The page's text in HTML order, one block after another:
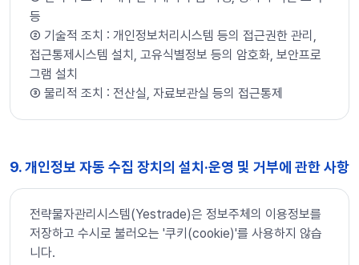
등
➁ 기술적 조치 : 개인정보처리시스템 등의 접근권한 관리,
접근통제시스템 설치, 고유식별정보 등의 암호화, 보안프로
그램 설치
➂ 물리적 조치 : 전산실, 자료보관실 등의 접근통제
9. 개인정보 자동 수집 장치의 설치·운영 및 거부에 관한 사항
전략물자관리시스템(Yestrade)은 정보주체의 이용정보를
저장하고 수시로 불러오는 '쿠키(cookie)'를 사용하지 않습
니다.